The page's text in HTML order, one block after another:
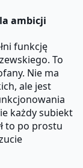
ambicji
funkcję
To
Nie ma
ale jest
każdy subiekt
to po prostu